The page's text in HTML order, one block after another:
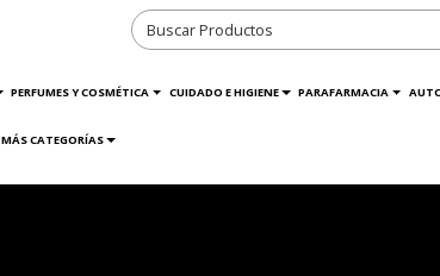
PERFUMES Y COSMÉTICA CUIDADO E HIGIENE PARAFARMACIA
MÁS CATEGORÍAS